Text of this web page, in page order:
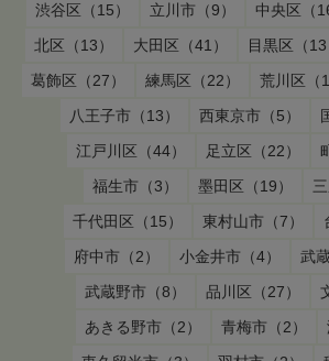
渋谷区（15）
立川市（9） 中央区（
北区（13）
大田区（41） 目黒区（13
葛飾区（27）
練馬区（22） 荒川区（
八王子市（13）
西東京市（5）
江戸川区（44）
足立区（22）
福生市（3）
墨田区（19）
千代田区（15）
東村山市（7）
府中市（2）
小金井市（4）
武
武蔵野市（8）
品川区（27）
あきる野市（2）
青梅市（2）